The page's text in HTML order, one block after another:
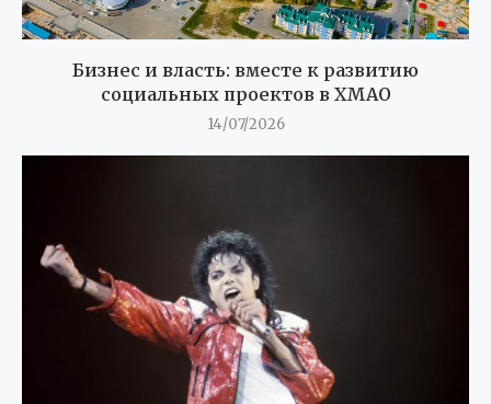
Бизнес и власть: вместе к развитию
социальных проектов в ХМАО
14/07/2026